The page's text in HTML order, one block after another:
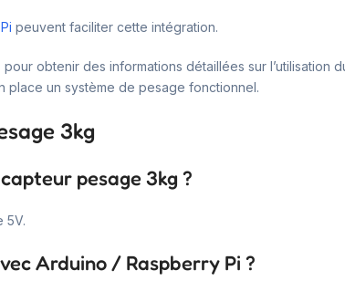
peuvent faciliter cette intégration.
obtenir des informations détaillées sur l’utilisation
place un système de pesage fonctionnel.
3kg
pesage 3kg ?
5V.
Arduino / Raspberry Pi ?